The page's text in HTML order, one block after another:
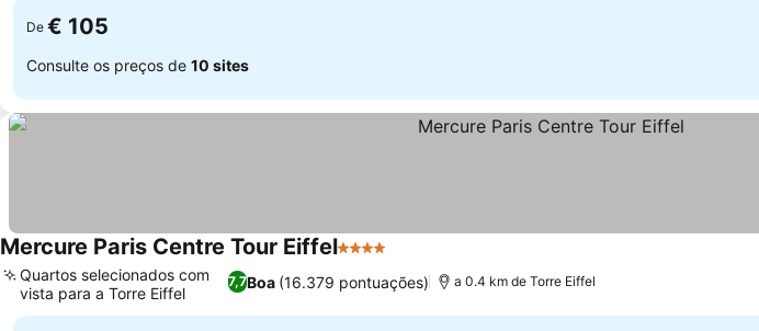
De € 105
Consulte os preços de 10 sites
Mercure Paris Centre Tour Eiffel4 Estrelas
7,7Boa (16.379 pontuações)
Quartos selecionados com
vista para a Torre Eiffel
a 0.4 km de Torre Eiffel